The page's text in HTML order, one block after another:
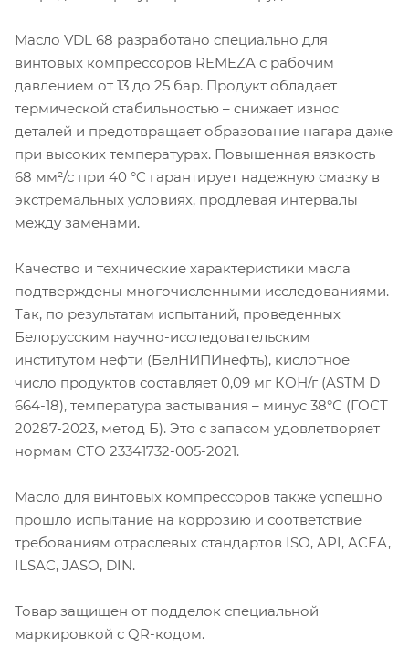
Масло VDL 68 разработано специально для
винтовых компрессоров REMEZA с рабочим
давлением от 13 до 25 бар. Продукт обладает
термической стабильностью – снижает износ
деталей и предотвращает образование нагара даже
при высоких температурах. Повышенная вязкость
68 мм²/с при 40 °C гарантирует надежную смазку в
экстремальных условиях, продлевая интервалы
между заменами.
Качество и технические характеристики масла
подтверждены многочисленными исследованиями.
Так, по результатам испытаний, проведенных
Белорусским научно-исследовательским
институтом нефти (БелНИПИнефть), кислотное
число продуктов составляет 0,09 мг КОН/г (ASTM D
664-18), температура застывания – минус 38°С (ГОСТ
20287-2023, метод Б). Это с запасом удовлетворяет
нормам СТО 23341732-005-2021.
Масло для винтовых компрессоров также успешно
прошло испытание на коррозию и соответствие
требованиям отраслевых стандартов ISO, API, ACEA,
ILSAC, JASO, DIN.
Товар защищен от подделок специальной
маркировкой с QR-кодом.